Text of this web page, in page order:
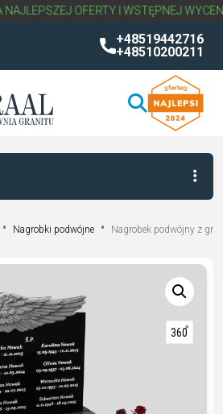
OFERTY I WSTĘPNEJ WYCENY
+48519442716
+48510200211
Nagrobki podwójne Nagrobek podwójny z